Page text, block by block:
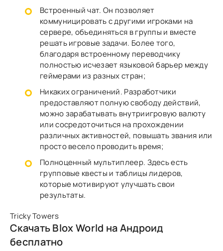
Встроенный чат. Он позволяет
коммуницировать с другими игроками на
сервере, объединяться в группы и вместе
решать игровые задачи. Более того,
благодаря встроенному переводчику
полностью исчезает языковой барьер между
геймерами из разных стран;
Никаких ограничений. Разработчики
предоставляют полную свободу действий,
можно зарабатывать внутриигровую валюту
или сосредоточиться на прохождении
различных активностей, повышать звания или
просто весело проводить время;
Полноценный мультиплеер. Здесь есть
групповые квесты и таблицы лидеров,
которые мотивируют улучшать свои
результаты.
Tricky Towers
Скачать Blox World на Андроид
бесплатно